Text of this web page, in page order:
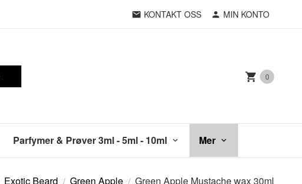
KONTAKT OSS MIN KONTO
0
Parfymer & Prøver 3ml - 5ml - 10ml Mer
Exotic Beard Green Apple Green Apple Mustache wax 30ml